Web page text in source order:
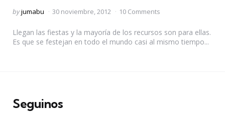
Posted
byjumabu 30 noviembre, 2012 10 Comments
Llegan las fiestas y la mayoría de los recursos son para ellas.
Es que se festejan en todo el mundo casi al mismo tiempo...
Seguinos